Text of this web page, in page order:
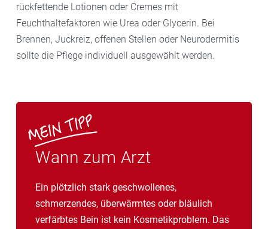
rückfettende Lotionen oder Cremes mit
Feuchthaltefaktoren wie Urea oder Glycerin. Bei
Brennen, Juckreiz, offenen Stellen oder Neurodermitis
sollte die Pflege individuell ausgewählt werden.
Wann zum Arzt
Ein plötzlich stark geschwollenes,
schmerzendes, überwärmtes oder bläulich
verfärbtes Bein ist kein Kosmetikproblem. Das